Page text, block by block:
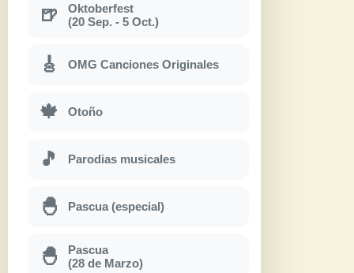
🍺
Oktoberfest
(20 Sep. - 5 Oct.)
🎸 OMG Canciones Originales
🍁 Otoño
🎵 Parodias musicales
🐣 Pascua (especial)
🐣
Pascua
(28 de Marzo)